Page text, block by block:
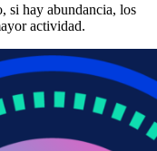
si hay abundancia, los
actividad.